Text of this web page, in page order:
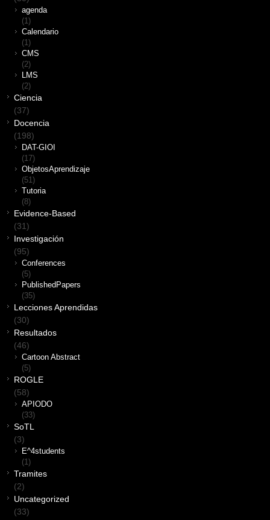
agenda
(1)
Calendario
(1)
CMS
(2)
LMS
(2)
Ciencia
(37)
Docencia
(198)
DAT-GIOI
(17)
ObjetosAprendizaje
(51)
Tutoria
(8)
Evidence-Based
(31)
Investigación
(95)
Conferences
(5)
PublishedPapers
(35)
Lecciones Aprendidas
(30)
Resultados
(46)
Cartoon Abstract
(5)
ROGLE
(58)
APIODO
(33)
SoTL
(3)
E^4students
(1)
Tramites
(2)
Uncategorized
(33)